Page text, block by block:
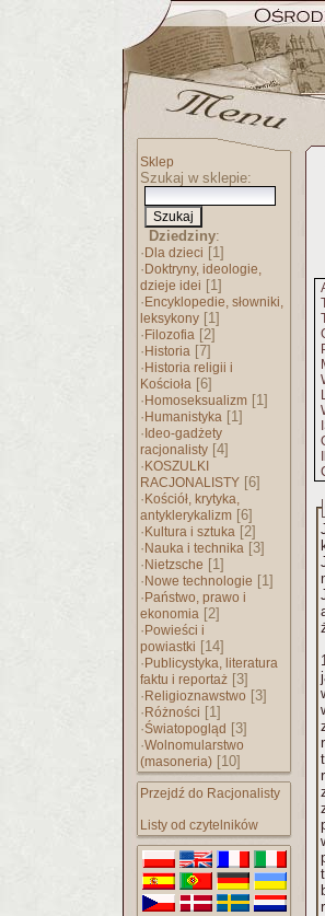
Sklep
Szukaj w sklepie:
Dziedziny:
· Dla dzieci [1]
· Doktryny, ideologie,
dzieje idei [1]
· Encyklopedie, słowniki,
leksykony [1]
· Filozofia [2]
· Historia [7]
· Historia religii i
Kościoła [6]
· Homoseksualizm [1]
· Humanistyka [1]
· Ideo-gadżety
racjonalisty [4]
· KOSZULKI
RACJONALISTY [6]
· Kościół, krytyka,
antyklerykalizm [6]
· Kultura i sztuka [2]
· Nauka i technika [3]
· Nietzsche [1]
· Nowe technologie [1]
· Państwo, prawo i
ekonomia [2]
· Powieści i
powiastki [14]
· Publicystyka, literatura
faktu i reportaż [3]
· Religioznawstwo [3]
· Różności [1]
·Światopogląd [3]
·Wolnomularstwo
(masoneria) [10]
Przejdź do Racjonalisty
Listy od czytelników